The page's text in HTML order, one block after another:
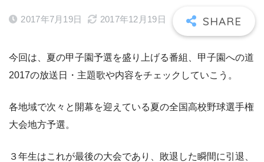
2017年7月19日 2017年12月19日
今回は、夏の甲子園予選を盛り上げる番組、甲子園への道
2017の放送日・主題歌や内容をチェックしていこう。
各地域で次々と開幕を迎えている夏の全国高校野球選手権
大会地方予選。
３年生はこれが最後の大会であり、敗退した瞬間に引退、